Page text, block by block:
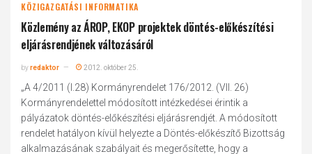
KÖZIGAZGATÁSI INFORMATIKA
Közlemény az ÁROP, EKOP projektek döntés-előkészítési
eljárásrendjének változásáról
byredaktor 2012. október 25.
„A 4/2011 (I.28) Kormányrendelet 176/2012. (VII. 26)
Kormányrendelettel módosított intézkedései érintik a
pályázatok döntés-előkészítési eljárásrendjét. A módosított
rendelet hatályon kívül helyezte a Döntés-előkészítő Bizottság
alkalmazásának szabályait és megerősítette, hogy a